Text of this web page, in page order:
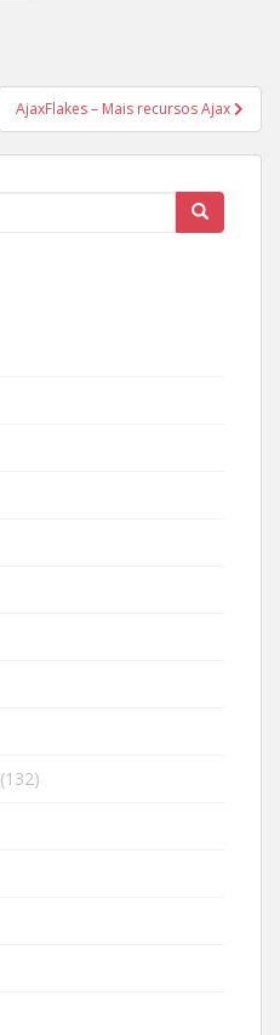
AjaxFlakes – Mais recursos Ajax
(132)